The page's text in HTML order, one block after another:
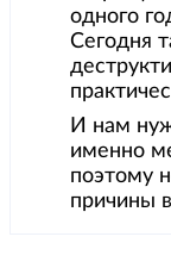
одного
Сегодня
И нам
именно
поэтому
причины